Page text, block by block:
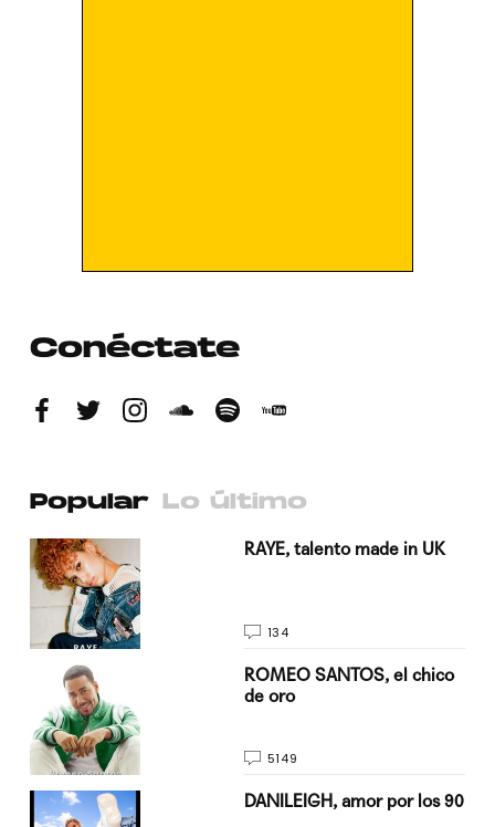
Conéctate
Popular Lo último
RAYE, talento made in UK
134
ROMEO SANTOS, el chico
de oro
5149
DANILEIGH, amor por los 90